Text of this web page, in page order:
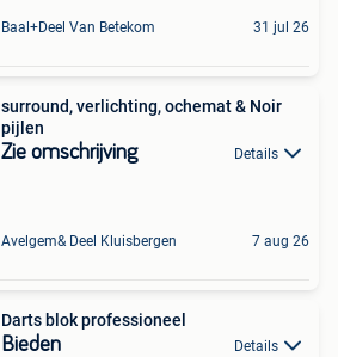
Baal+Deel Van Betekom 31 jul 26
surround, verlichting, ochemat & Noir
pijlen
Zie omschrijving Details
Avelgem& Deel Kluisbergen 7 aug 26
Darts blok professioneel
Bieden Details